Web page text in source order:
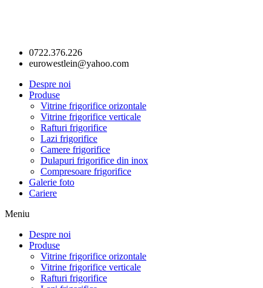
0722.376.226
eurowestlein@yahoo.com
Despre noi
Produse
Vitrine frigorifice orizontale
Vitrine frigorifice verticale
Rafturi frigorifice
Lazi frigorifice
Camere frigorifice
Dulapuri frigorifice din inox
Compresoare frigorifice
Galerie foto
Cariere
Meniu
Despre noi
Produse
Vitrine frigorifice orizontale
Vitrine frigorifice verticale
Rafturi frigorifice